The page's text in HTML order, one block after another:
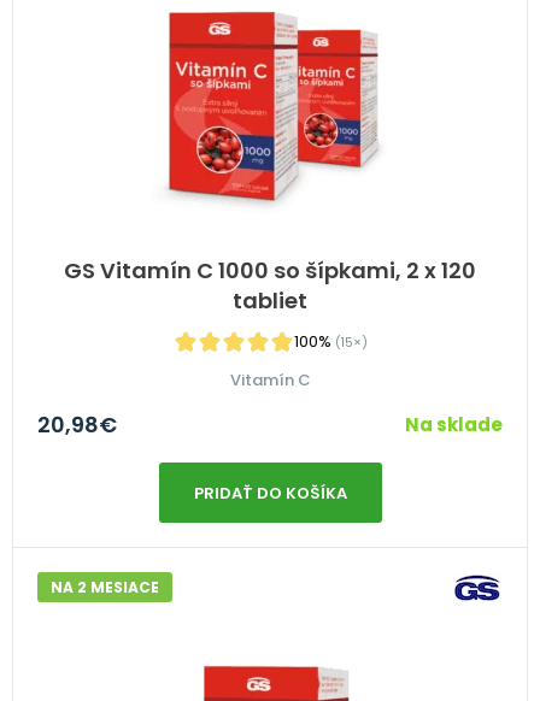
GS Vitamín C 1000 so šípkami, 2 x 120
tabliet
100% (15×)
Vitamín C
20,98€ Na sklade
PRIDAŤ DO KOŠÍKA
NA 2 MESIACE